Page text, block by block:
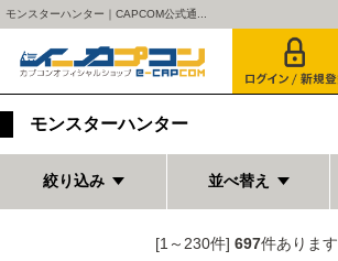
モンスターハンター｜CAPCOM公式通...
モンスターハンター
絞り込み 並べ替え
[1～230件] 697件あります